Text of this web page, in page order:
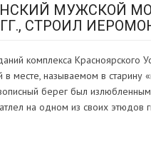
МУЖСКОЙ
ГГ., СТРОИЛ
комплекса Красноярского
в месте, называемом в
берег был
на одном из своих этюдов